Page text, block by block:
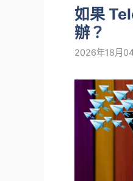
如果
辦？
2026年18月